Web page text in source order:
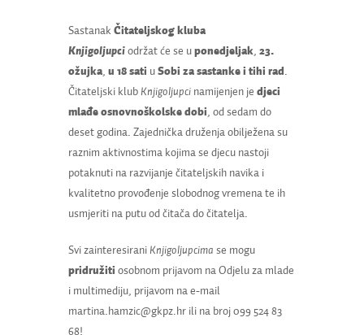
Sastanak Čitateljskog kluba
Knjigoljupci održat će se u ponedjeljak, 23.
ožujka, u 18 sati u Sobi za sastanke i tihi rad .
Čitateljski klub Knjigoljupcinamijenjen je djeci
mlađe osnovnoškolske dobi, od sedam do
deset godina. Zajednička druženja obilježena su
raznim aktivnostima kojima se djecu nastoji
potaknuti na razvijanje čitateljskih navika i
kvalitetno provođenje slobodnog vremena te ih
usmjeriti na putu od čitača do čitatelja.
Svi zainteresirani Knjigoljupcima se mogu
pridružiti osobnom prijavom na Odjelu za mlade
i multimediju, prijavom na e-mail
martina.hamzic@gkpz.hr ili na broj 099 524 83
68!